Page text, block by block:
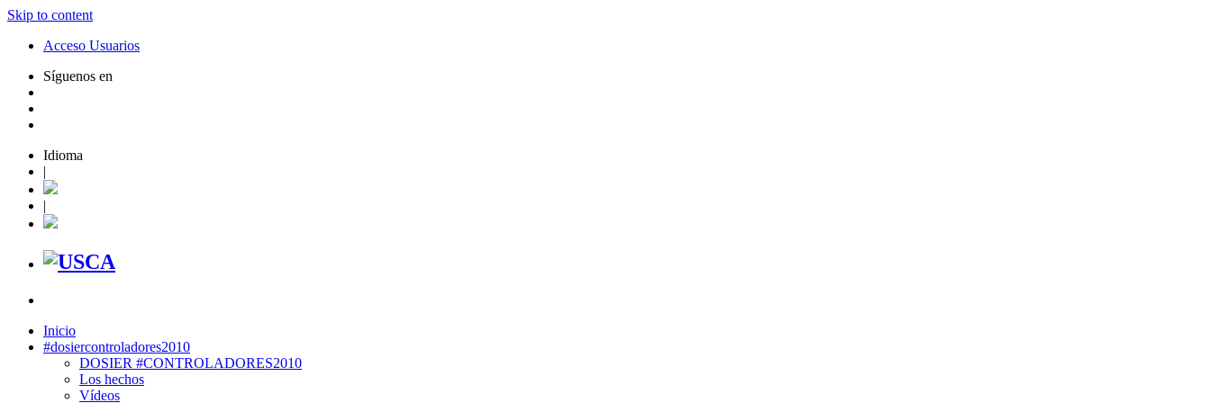
Skip to content
Acceso Usuarios
Síguenos en
Idioma
|
|
Inicio
#dosiercontroladores2010
DOSIER #CONTROLADORES2010
Los hechos
Vídeos